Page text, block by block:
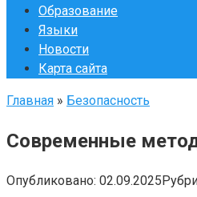
Образование
Языки
Новости
Карта сайта
Главная » Безопасность
Современные
Опубликовано: 02.09.2025